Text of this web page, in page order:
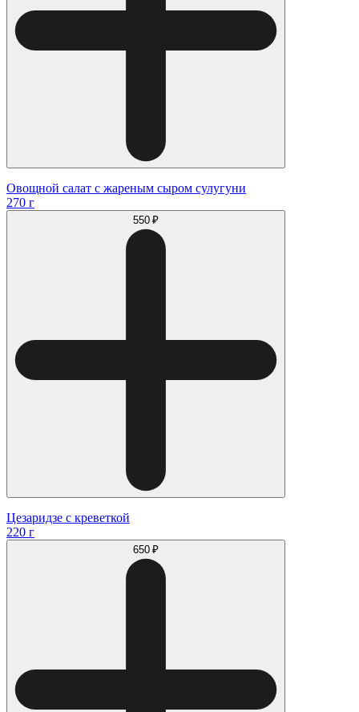
Овощной салат с жареным сыром сулугуни
270 г
550 ₽
Цезаридзе с креветкой
220 г
650 ₽